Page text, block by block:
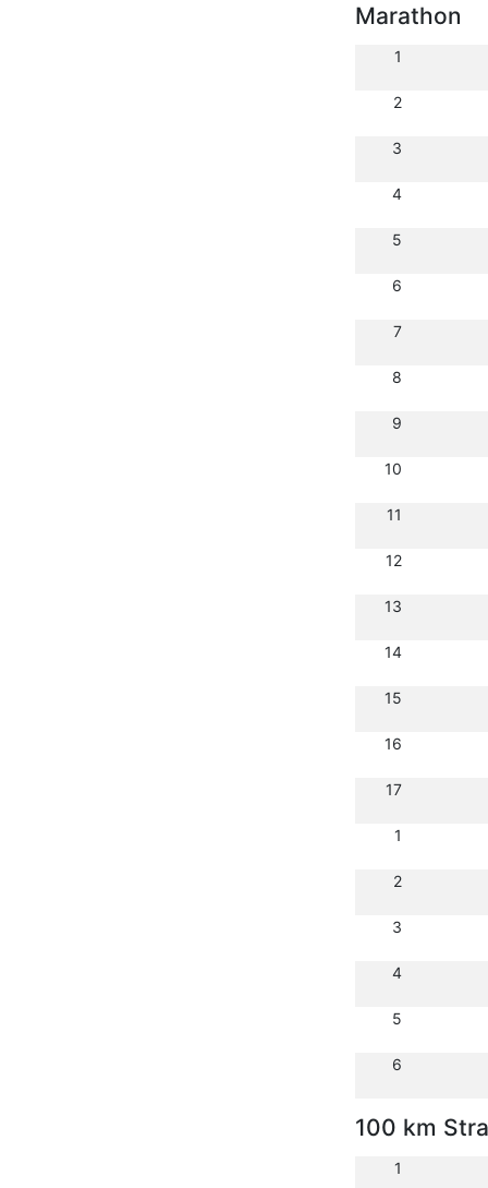
Marathon
1
2
3
4
5
6
7
8
9
10
11
12
13
14
15
16
17
1
2
3
4
5
6
100 km
1